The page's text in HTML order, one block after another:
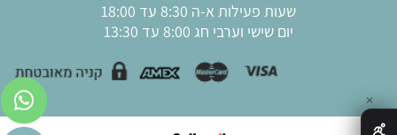
שעות פעילות א-ה 8:30 עד 18:00
יום שישי וערבי חג 8:00 עד 13:30
✕